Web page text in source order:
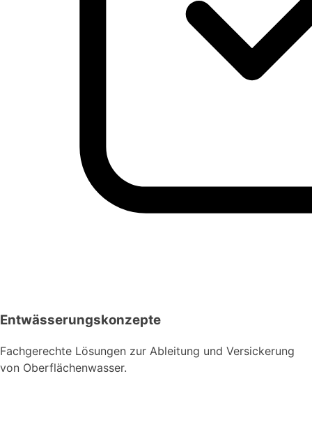
Entwässerungskonzepte
Fachgerechte Lösungen zur Ableitung und Versickerung
von Oberflächenwasser.